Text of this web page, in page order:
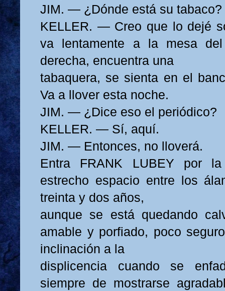
JIM. — ¿Dónde está su tabaco?
KELLER. — Creo que lo dejé
va lentamente a la mesa
derecha, encuentra una
tabaquera, se sienta en el
Va a llover esta noche.
JIM. — ¿Dice eso el periódico?
KELLER. — Sí, aquí.
JIM. — Entonces, no lloverá.
Entra FRANK LUBEY por
estrecho espacio entre los
treinta y dos años,
aunque se está quedando
amable y porfiado, poco
inclinación a la
displicencia cuando se
siempre de mostrarse